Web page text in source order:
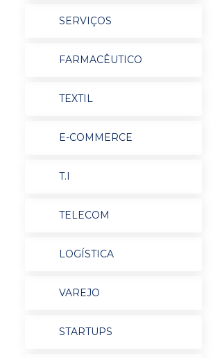
SERVIÇOS
FARMACÊUTICO
TEXTIL
E-COMMERCE
T.I
TELECOM
LOGÍSTICA
VAREJO
STARTUPS